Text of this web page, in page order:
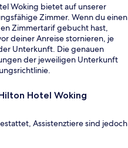
Woking bietet auf unserer
Zimmer. Wenn du einen
Zimmertarif gebucht hast,
deiner Anreise stornieren, je
Unterkunft. Die genauen
der jeweiligen Unterkunft
Hotel Woking
Assistenztiere sind jedoch